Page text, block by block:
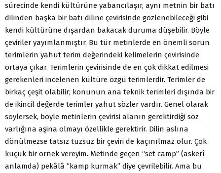
sürecinde kendi kültürüne yabancılaşır, aynı metnin bir batı
dilinden başka bir batı diline çevirisinde gözlenebileceği gibi
kendi kültürüne dışardan bakacak duruma düşebilir. Böyle
çeviriler yayımlanmıştır. Bu tür metinlerde en önemli sorun
terimlerin yahut terim değerindeki kelimelerin çevirisinde
ortaya çıkar. Terimlerin çevirisinde de en çok dikkat edilmesi
gerekenleri incelenen kültüre özgü terimlerdir. Terimler de
birkaç çeşit olabilir; konunun ana teknik terimleri dışında bir
de ikincil değerde terimler yahut sözler vardır. Genel olarak
söylersek, böyle metinlerin çevirisi alanın gerektirdiği söz
varlığına aşina olmayı özellikle gerektirir. Dilin aslına
dönülmezse tatsız tuzsuz bir çeviri de kaçınılmaz olur. Çok
küçük bir örnek vereyim. Metinde geçen “set camp” (askerî
anlamda) pekâlâ “kamp kurmak” diye çevrilebilir. Ama bu